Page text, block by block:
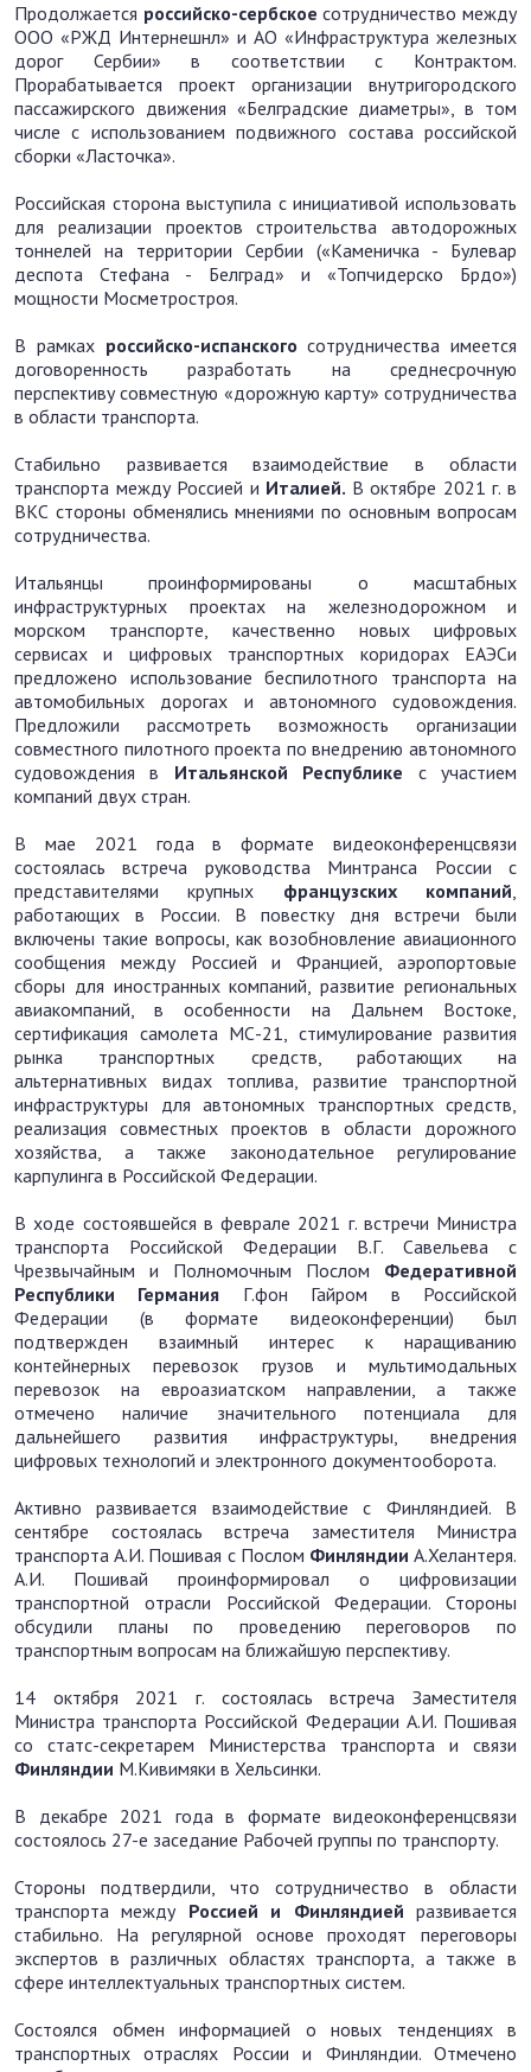
Продолжается российско-сербское сотрудничество между
ООО «РЖД Интернешнл» и АО «Инфраструктура железных
дорог Сербии» в соответствии с Контрактом.
Прорабатывается проект организации внутригородского
пассажирского движения «Белградские диаметры», в том
числе с использованием подвижного состава российской
сборки «Ласточка».
Российская сторона выступила с инициативой использовать
для реализации проектов строительства автодорожных
тоннелей на территории Сербии («Каменичка - Булевар
деспота Стефана - Белград» и «Топчидерско Брдо»)
мощности Мосметростроя.
В рамках российско-испанского сотрудничества имеется
договоренность разработать на среднесрочную
перспективу совместную «дорожную карту» сотрудничества
в области транспорта.
Стабильно развивается взаимодействие в области
транспорта между Россией и Италией. В октябре 2021 г. в
ВКС стороны обменялись мнениями по основным вопросам
сотрудничества.
Итальянцы проинформированы о масштабных
инфраструктурных проектах на железнодорожном и
морском транспорте, качественно новых цифровых
сервисах и цифровых транспортных коридорах ЕАЭСи
предложено использование беспилотного транспорта на
автомобильных дорогах и автономного судовождения.
Предложили рассмотреть возможность организации
совместного пилотного проекта по внедрению автономного
судовождения в Итальянской Республике с участием
компаний двух стран.
В мае 2021 года в формате видеоконференцсвязи
состоялась встреча руководства Минтранса России с
представителями крупных французских компаний,
работающих в России. В повестку дня встречи были
включены такие вопросы, как возобновление авиационного
сообщения между Россией и Францией, аэропортовые
сборы для иностранных компаний, развитие региональных
авиакомпаний, в особенности на Дальнем Востоке,
сертификация самолета МС-21, стимулирование развития
рынка транспортных средств, работающих на
альтернативных видах топлива, развитие транспортной
инфраструктуры для автономных транспортных средств,
реализация совместных проектов в области дорожного
хозяйства, а также законодательное регулирование
карпулинга в Российской Федерации.
В ходе состоявшейся в феврале 2021 г. встречи Министра
транспорта Российской Федерации В.Г. Савельева с
Чрезвычайным и Полномочным Послом Федеративной
Республики
Германия Г.фон Гайром в Российской
Федерации (в формате видеоконференции) был
подтвержден взаимный интерес к наращиванию
контейнерных перевозок грузов и мультимодальных
перевозок на евроазиатском направлении, а также
отмечено наличие значительного потенциала для
дальнейшего развития инфраструктуры, внедрения
цифровых технологий и электронного документооборота.
Активно развивается взаимодействие с Финляндией. В
сентябре состоялась встреча заместителя Министра
транспорта А.И. Пошивая с Послом Финляндии А.Хелантеря.
А.И. Пошивай проинформировал о цифровизации
транспортной отрасли Российской Федерации. Стороны
обсудили планы по проведению переговоров по
транспортным вопросам на ближайшую перспективу.
14 октября 2021 г. состоялась встреча Заместителя
Министра транспорта Российской Федерации А.И. Пошивая
со статс-секретарем Министерства транспорта и связи
Финляндии М.Кивимяки в Хельсинки.
В декабре 2021 года в формате видеоконференцсвязи
состоялось 27-е заседание Рабочей группы по транспорту.
Стороны подтвердили, что сотрудничество в области
транспорта между Россией и Финляндией развивается
стабильно. На регулярной основе проходят переговоры
экспертов в различных областях транспорта, а также в
сфере интеллектуальных транспортных систем.
Состоялся обмен информацией о новых тенденциях в
транспортных отраслях России и Финляндии. Отмечено